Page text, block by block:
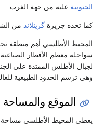
الجنوبية عليه من جهة الغرب.
كما تحده جزيرة گرينلاند من
المحيط الأطلسي أهم منطقة
سواحله معظم الأقطار
لجبال الأطلس الممتدة على
وهي ترسم الحدود الطبيعية
الموقع والمساحة